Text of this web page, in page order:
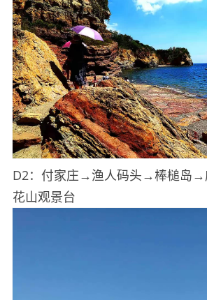
D2：付家庄→渔人码头→棒槌岛
花山观景台